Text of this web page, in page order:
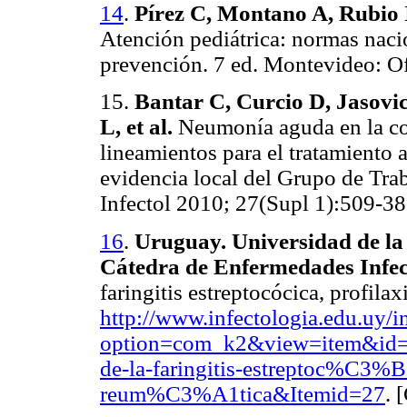
14. Pírez C, Montano A, Rubio
Atención pediátrica: normas
prevención. 7 ed. Montevideo:
15. Bantar C, Curcio D,
L, et al. Neumonía aguda en la
lineamientos para el tratamiento
evidencia local del Grupo de
Infectol 2010; 27(Supl 1):509-
16. Uruguay. Universidad de
Cátedra de Enfermedades
faringitis estreptocócica,
http://www.infectologia.edu.uy/
de-la-faringitis-
reum%C3%A1tica&Itemid=27.